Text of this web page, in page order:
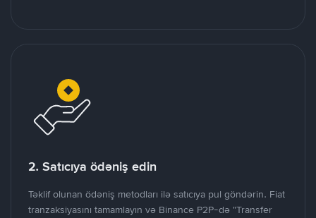
2. Satıcıya ödəniş edin
Təklif olunan ödəniş metodları ilə satıcıya pul göndərin. Fiat
tranzaksiyasını tamamlayın və Binance P2P-də "Transfer